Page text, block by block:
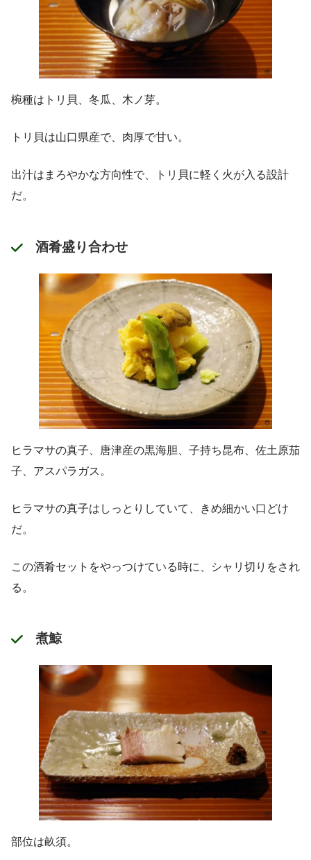
椀種はトリ貝、冬瓜、木ノ芽。
トリ貝は山口県産で、肉厚で甘い。
出汁はまろやかな方向性で、トリ貝に軽く火が入る設計
だ。
酒肴盛り合わせ
ヒラマサの真子、唐津産の黒海胆、子持ち昆布、佐土原茄
子、アスパラガス。
ヒラマサの真子はしっとりしていて、きめ細かい口どけ
だ。
この酒肴セットをやっつけている時に、シャリ切りをされ
る。
煮鯨
部位は畝須。